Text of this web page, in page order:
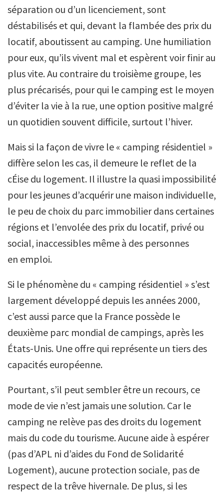
séparation ou d’un licenciement, sont
déstabilisés et qui, devant la flambée des prix du
locatif, aboutissent au camping. Une humiliation
pour eux, qu’ils vivent mal et espèrent voir finir au
plus vite. Au contraire du troisième groupe, les
plus précarisés, pour qui le camping est le moyen
d’éviter la vie à la rue, une option positive malgré
un quotidien souvent difficile, surtout l’hiver.
Mais si la façon de vivre le « camping résidentiel »
diffère selon les cas, il demeure le reflet de la
cÉise du logement. Il illustre la quasi impossibilité
pour les jeunes d’acquérir une maison individuelle,
le peu de choix du parc immobilier dans certaines
régions et l’envolée des prix du locatif, privé ou
social, inaccessibles même à des personnes
en emploi.
Si le phénomène du « camping résidentiel » s’est
largement développé depuis les années 2000,
c’est aussi parce que la France possède le
deuxième parc mondial de campings, après les
États-Unis. Une offre qui représente un tiers des
capacités européenne.
Pourtant, s’il peut sembler être un recours, ce
mode de vie n’est jamais une solution. Car le
camping ne relève pas des droits du logement
mais du code du tourisme. Aucune aide à espérer
(pas d’APL ni d’aides du Fond de Solidarité
Logement), aucune protection sociale, pas de
respect de la trêve hivernale. De plus, si les